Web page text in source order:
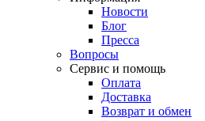
Новости
Блог
Пресса
Вопросы
Сервис и помощь
Оплата
Доставка
Возврат и обмен